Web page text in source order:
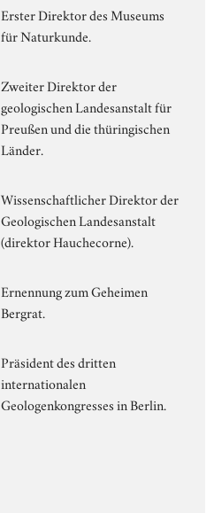
Erster Direktor des Museums
für Naturkunde.
Zweiter Direktor der
geologischen Landesanstalt für
Preußen und die thüringischen
Länder.
Wissenschaftlicher Direktor der
Geologischen Landesanstalt
(direktor Hauchecorne).
Ernennung zum Geheimen
Bergrat.
Präsident des dritten
internationalen
Geologenkongresses in Berlin.